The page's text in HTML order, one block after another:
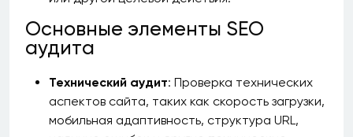
Основные элементы SEO
аудита
Технический аудит: Проверка технических
аспектов сайта, таких как скорость загрузки,
мобильная адаптивность, структура URL,